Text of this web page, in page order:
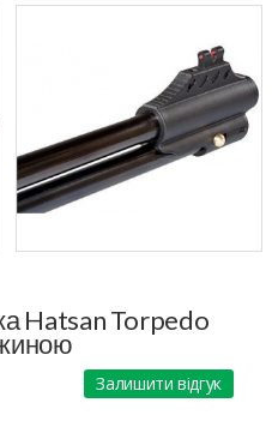
Hatsan Torpedo
Залишити відгук